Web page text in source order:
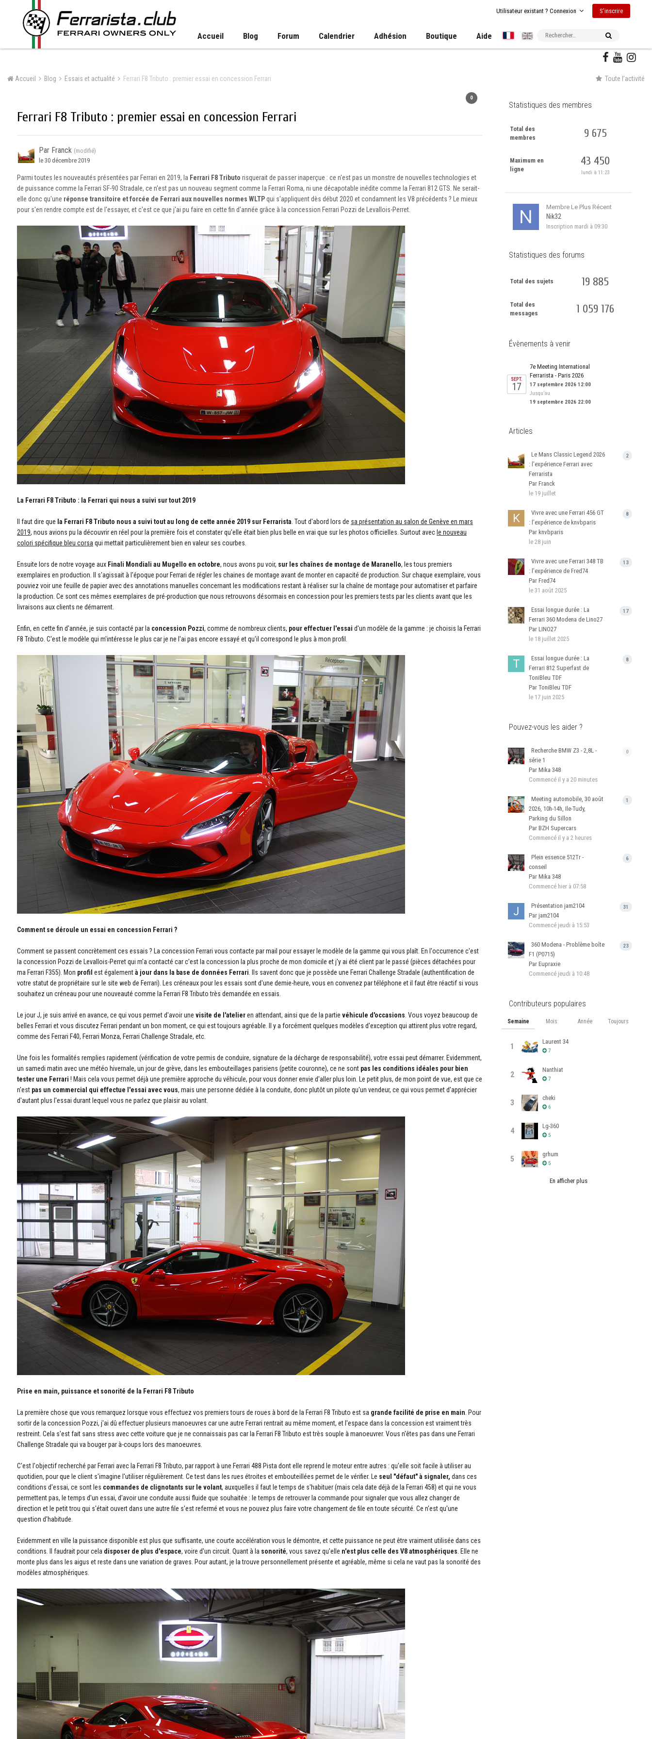
Utilisateur existant ? Connexion S’inscrire
Accueil Blog Forum Calendrier Adhésion Boutique Aide
Toute l’activité
Accueil Blog Essais et actualité Ferrari F8 Tributo : premier essai en concession Ferrari
0
Ferrari F8 Tributo : premier essai en concession Ferrari
Par Franck (modifié)
le 30 décembre 2019
Parmi toutes les nouveautés présentées par Ferrari en 2019, la Ferrari F8 Tributo risquerait de passer inaperçue : ce n'est pas un monstre de nouvelles technologies et
de puissance comme la Ferrari SF-90 Stradale, ce n'est pas un nouveau segment comme la Ferrari Roma, ni une décapotable inédite comme la Ferrari 812 GTS. Ne serait-
elle donc qu'une réponse transitoire et forcée de Ferrari aux nouvelles normes WLTPqui s'appliquent dès début 2020 et condamnent les V8 précédents ? Le mieux
pour s'en rendre compte est de l'essayer, et c'est ce que j'ai pu faire en cette fin d'année grâce à la concession Ferrari Pozzi de Levallois-Perret.
La Ferrari F8 Tributo : la Ferrari qui nous a suivi sur tout 2019
Il faut dire que la Ferrari F8 Tributo nous a suivi tout au long de cette année 2019 sur Ferrarista . Tout d'abord lors de sa présentation au salon de Genève en mars
2019, nous avions pu la découvrir en réel pour la première fois et constater qu'elle était bien plus belle en vrai que sur les photos officielles. Surtout avecle nouveau
colori spécifique bleu corsa qui mettait particulièrement bien en valeur ses courbes.
Ensuite lors de notre voyage aux Finali Mondiali au Mugello en octobre, nous avons pu voir, sur les chaînes de montage de Maranello, les tous premiers
exemplaires en production. Il s'agissait à l'époque pour Ferrari de régler les chaines de montage avant de monter en capacité de production. Sur chaque exemplaire, vous
pouviez voir une feuille de papier avec des annotations manuelles concernant les modifications restant à réaliser sur la chaîne de montage pour automatiser et parfaire
la production. Ce sont ces mêmes exemplaires de pré-production que nous retrouvons désormais en concession pour les premiers tests par les clients avant que les
livraisons aux clients ne démarrent.
Enfin, en cette fin d'année, je suis contacté par la concession Pozzi, comme de nombreux clients, pour effectuer l'essai d'un modèle de la gamme : je choisis la Ferrari
F8 Tributo. C'est le modèle qui m'intéresse le plus car je ne l'ai pas encore essayé et qu'il correspond le plus à mon profil.
Comment se déroule un essai en concession Ferrari ?
Comment se passent concrètement ces essais ? La concession Ferrari vous contacte par mail pour essayer le modèle de la gamme qui vous plaît. En l'occurrence c'est
la concession Pozzi de Levallois-Perret qui m'a contacté car c'est la concession la plus proche de mon domicile et j'y ai été client par le passé (pièces détachées pour
ma Ferrari F355). Mon profil est égalementà jour dans la base de données Ferrari . Ils savent donc que je possède une Ferrari Challenge Stradale (authentification de
votre statut de propriétaire sur le site web de Ferrari). Les créneaux pour les essais sont d'une demie-heure, vous en convenez par téléphone et il faut être réactif si vous
souhaitez un créneau pour une nouveauté comme la Ferrari F8 Tributo très demandée en essais.
Le jour J, je suis arrivé en avance, ce qui vous permet d'avoir une visite de l'atelieren attendant, ainsi que de la partie véhicule d'occasions . Vous voyez beaucoup de
belles Ferrari et vous discutez Ferrari pendant un bon moment, ce qui est toujours agréable. Il y a forcément quelques modèles d'exception qui attirent plus votre regard,
comme des Ferrari F40, Ferrari Monza, Ferrari Challenge Stradale, etc.
Une fois les formalités remplies rapidement (vérification de votre permis de conduire, signature de la décharge de responsabilité), votre essai peut démarrer. Evidemment,
un samedi matin avec une météo hivernale, un jour de grève, dans les embouteillages parisiens (petite couronne), ce ne sont pas les conditions idéales pour bien
tester une Ferrari ! Mais cela vous permet déjà une première approche du véhicule, pour vous donner envie d'aller plus loin. Le petit plus, de mon point de vue, est que ce
n'est pas un commercial qui effectue l'essai avec vous, mais une personne dédiée à la conduite, donc plutôt un pilote qu'un vendeur, ce qui vous permet d'apprécier
d'autant plus l'essai durant lequel vous ne parlez que plaisir au volant.
Prise en main, puissance et sonorité de la Ferrari F8 Tributo
La première chose que vous remarquez lorsque vous effectuez vos premiers tours de roues à bord de la Ferrari F8 Tributo est sa grande facilité de prise en main . Pour
sortir de la concession Pozzi, j'ai dû effectuer plusieurs manoeuvres car une autre Ferrari rentrait au même moment, et l'espace dans la concession est vraiment très
restreint. Cela s'est fait sans stress avec cette voiture que je ne connaissais pas car la Ferrari F8 Tributo est très souple à manoeuvrer. Vous n'êtes pas dans une Ferrari
Challenge Stradale qui va bouger par à-coups lors des manoeuvres.
C'est l'objectif recherché par Ferrari avec la Ferrari F8 Tributo, par rapport à une Ferrari 488 Pista dont elle reprend le moteur entre autres : qu'elle soit facile à utiliser au
quotidien, pour que le client s'imagine l'utiliser régulièrement. Ce test dans les rues étroites et embouteillées permet de le vérifier. Le seul "défaut" à signaler, dans ces
conditions d'essai, ce sont les commandes de clignotants sur le volant, auxquelles il faut le temps de s'habituer (mais cela date déjà de la Ferrari 458) et qui ne vous
permettent pas, le temps d'un essai, d'avoir une conduite aussi fluide que souhaitée : le temps de retrouver la commande pour signaler que vous allez changer de
direction et le petit trou qui s'était ouvert dans une autre file s'est refermé et vous ne pouvez plus faire votre changement de file en toute sécurité. Ce n'est qu'une
question d'habitude.
Evidemment en ville la puissance disponible est plus que suffisante, une courte accélération vous le démontre, et cette puissance ne peut être vraiment utilisée dans ces
conditions. Il faudrait pour cela disposer de plus d'espace, voire d'un circuit. Quant à la sonorité, vous savez qu'elle n'est plus celle des V8 atmosphériques . Elle ne
monte plus dans les aigus et reste dans une variation de graves. Pour autant, je la trouve personnellement présente et agréable, même si cela ne vaut pas la sonorité des
modèles atmosphériques.
Statistiques des membres
Total des
membres
9 675
Maximum en
ligne
43 450
lundi à 11:23
Membre Le Plus Récent
Nik32
Inscription mardi à 09:30
Statistiques des forums
Total des sujets 19 885
Total des
messages
1 059 176
Évènements à venir
SEPT.
17
7e Meeting International
Ferrarista - Paris 2026
17 septembre 2026 12:00
Jusqu’au
19 septembre 2026 22:00
Articles
2
Le Mans Classic Legend 2026
: l'expérience Ferrari avec
Ferrarista
Par Franck
le 19 juillet
8
Vivre avec une Ferrari 456 GT
: l’expérience de knvbparis
Par knvbparis
le 28 juin
13
Vivre avec une Ferrari 348 TB
: l’expérience de Fred74
Par Fred74
le 31 août 2025
17
Essai longue durée : La
Ferrari 360 Modena de Lino27
Par LINO27
le 18 juillet 2025
8
Essai longue durée : La
Ferrari 812 Superfast de
ToniBleu TDF
Par ToniBleu TDF
le 17 juin 2025
Pouvez-vous les aider ?
0
Recherche BMW Z3 - 2,8L -
série 1
Par Mika 348
Commencé il y a 20 minutes
1
Meeting automobile, 30 août
2026, 10h-14h, Ile-Tudy,
Parking du Sillon
Par BZH Supercars
Commencé il y a 2 heures
6
Plein essence 512Tr -
conseil
Par Mika 348
Commencé hier à 07:58
31
Présentation jam2104
Par jam2104
Commencé jeudi à 15:53
23
360 Modena - Problème boîte
F1 (P0715)
Par Eupraxie
Commencé jeudi à 10:48
Contributeurs populaires
Semaine Mois Année Toujours
1
Laurent 34
7
2
Nanthiat
7
3
cheki
6
4
Lg-360
5
5
grhum
5
En afficher plus